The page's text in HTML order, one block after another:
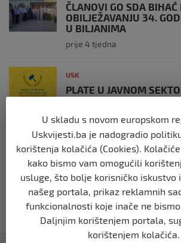
ČLANOVI GO SDA
OBILJEŽAVANJU 34.
U BILJANIMA
prije 4 tjedna
USK
PLATE U JAVNOM
GRANICA IZMEĐU
OBILJEŽENE 34 GODINE
MJEŠTANA I 31 GODINA
OSLOBOĐENJA RIPČA
prije 2 mjeseca
U skladu s novom europskom
Uskvijesti.ba je nadogradio
korištenja kolačića (Cookies).
kako bismo vam omogućili
usluge, što bolje korisničko iskustvo
našeg portala, prikaz reklamnih
funkcionalnosti koje inače ne
Daljnjim korištenjem portala,
korištenjem kolačića.